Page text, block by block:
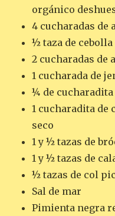
orgánico
4 cucharadas de
½ taza de
2 cucharadas de
1 cucharada de
¼ de
1 cucharadita
seco
1 y ½ tazas de
1 y ½ tazas de
½ tazas de col
Sal de mar
Pimienta negra